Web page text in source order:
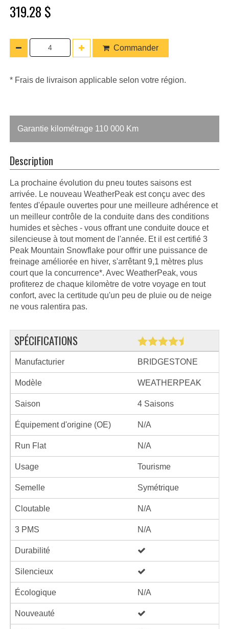
319.28 $
Commander
* Frais de livraison applicable selon votre région.
Garantie kilométrage 110 000 Km
Description
La prochaine évolution du pneu toutes saisons est
arrivée. Le nouveau WeatherPeak est conçu avec des
fentes d'épaule ouvertes pour une meilleure adhérence et
un meilleur contrôle de la conduite dans des conditions
humides et sèches - vous offrant une conduite douce et
silencieuse à tout moment de l'année. Et il est certifié 3
Peak Mountain Snowflake pour offrir une puissance de
freinage améliorée en hiver, s'arrêtant 9,1 mètres plus
court que la concurrence*. Avec WeatherPeak, vous
profiterez de chaque kilomètre de votre voyage en tout
confort, avec la certitude qu'un peu de pluie ou de neige
ne vous ralentira pas.
SPÉCIFICATIONS
Manufacturier BRIDGESTONE
Modèle WEATHERPEAK
Saison 4 Saisons
Équipement d'origine (OE) N/A
Run Flat N/A
Usage Tourisme
Semelle Symétrique
Cloutable N/A
3 PMS N/A
Durabilité
Silencieux
Écologique N/A
Nouveauté